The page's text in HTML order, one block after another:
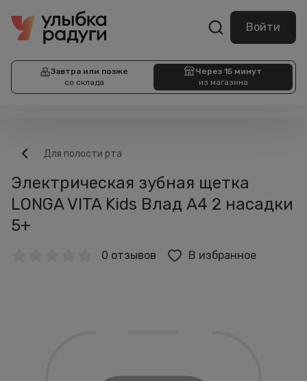
Войти
Завтра или позже
со склада
Через 15 минут
из магазина
Для полости рта
Электрическая зубная щетка
LONGA VITA Kids Влад А4 2 насадки
5+
0 отзывов В избранное